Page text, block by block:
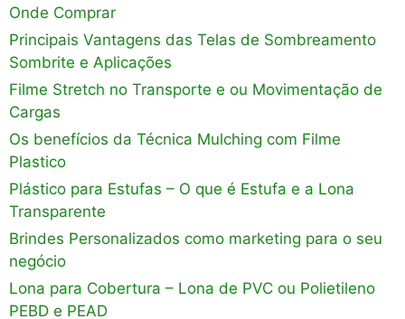
Onde Comprar
Principais Vantagens das Telas de Sombreamento
Sombrite e Aplicações
Filme Stretch no Transporte e ou Movimentação de
Cargas
Os benefícios da Técnica Mulching com Filme
Plastico
Plástico para Estufas – O que é Estufa e a Lona
Transparente
Brindes Personalizados como marketing para o seu
negócio
Lona para Cobertura – Lona de PVC ou Polietileno
PEBD e PEAD